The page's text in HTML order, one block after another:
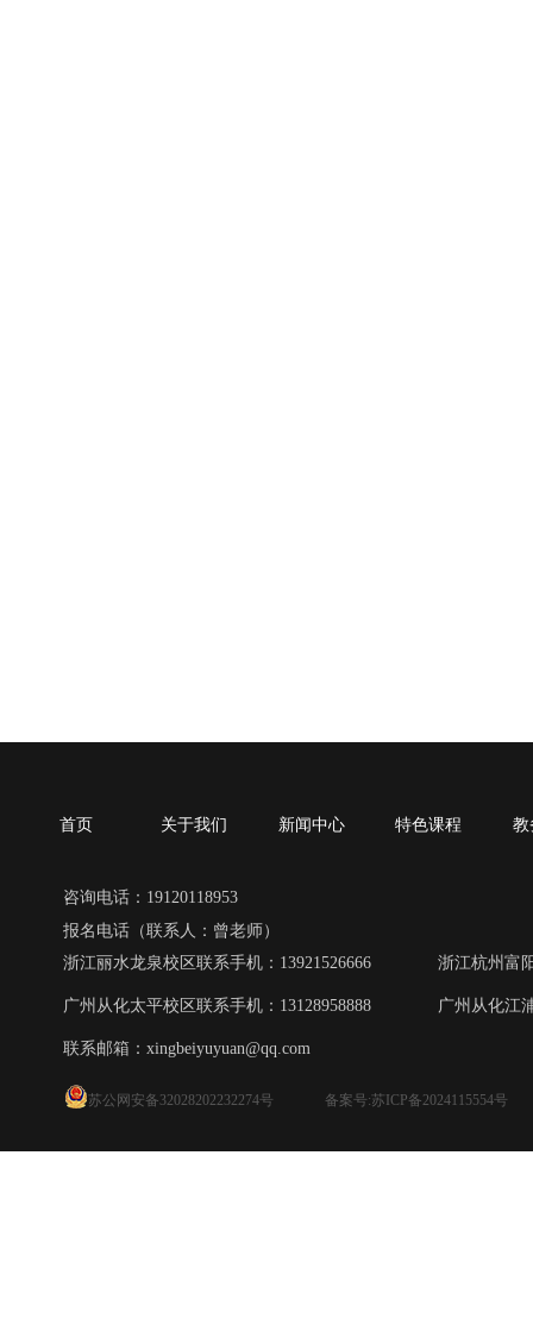
苏公网安备32028202232274号
咨询电话：19120118953
报名电话（联系人：曾老师）
浙江丽水龙泉校区联系手机：13921526666 浙江杭州富
广州从化太平校区联系手机：13128958888 广州从化江
联系邮箱： xingbeiyuyuan@qq.com
首页 关于我们 新闻中心 特色课程 教
备案号:苏ICP备2024115554号